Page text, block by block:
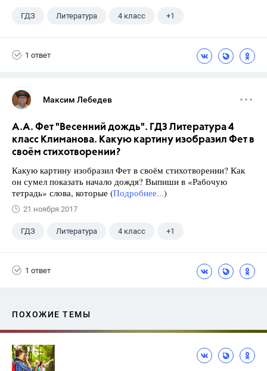
ГДЗ Литература 4 класс +1
1 ответ
Максим Лебедев
А.А. Фет "Весенний дождь". ГДЗ Литература 4
класс Климанова. Какую картину изобразил Фет в
своём стихотворении?
Какую картину изобразил Фет в своём стихотворении? Как
он сумел показать начало дождя? Выпиши в «Рабочую
тетрадь» слова, которые (Подробнее...)
21 ноября 2017
ГДЗ Литература 4 класс +1
1 ответ
ПОХОЖИЕ ТЕМЫ